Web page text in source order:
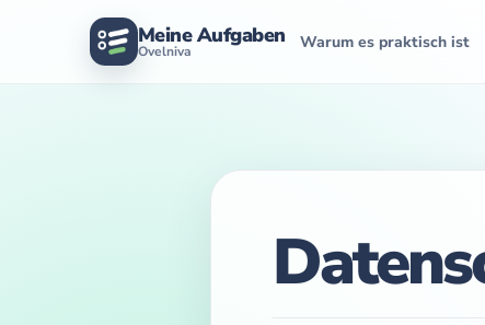
Meine Aufgaben
Ovelniva Warum es praktisch ist